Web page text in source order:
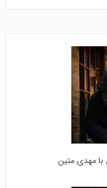
با مهدی متین